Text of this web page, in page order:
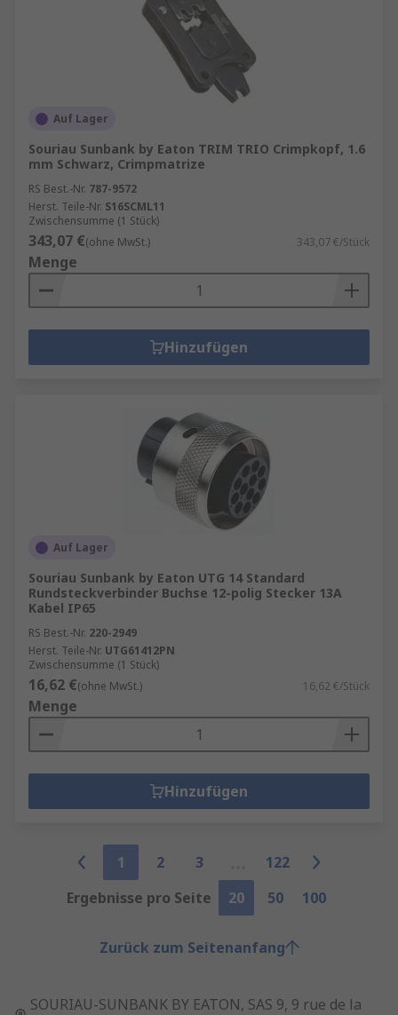
Auf Lager
Souriau Sunbank by Eaton TRIM TRIO Crimpkopf, 1.6
mm Schwarz, Crimpmatrize
RS Best.-Nr. 787-9572
Herst. Teile-Nr. S16SCML11
Zwischensumme (1 Stück)
343,07 €(ohne MwSt.) 343,07 €/Stück
Menge
Hinzufügen
Auf Lager
Souriau Sunbank by Eaton UTG 14 Standard
Rundsteckverbinder Buchse 12-polig Stecker 13A
Kabel IP65
RS Best.-Nr. 220-2949
Herst. Teile-Nr. UTG61412PN
Zwischensumme (1 Stück)
16,62 €(ohne MwSt.) 16,62 €/Stück
Menge
Hinzufügen
1 2 3
122
Ergebnisse pro Seite
20 50 100
Zurück zum Seitenanfang
SOURIAU-SUNBANK BY EATON, SAS 9, 9 rue de la